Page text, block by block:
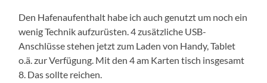
Den Hafenaufenthalt habe ich auch genutzt um noch ein
wenig Technik aufzurüsten. 4 zusätzliche USB-
Anschlüsse stehen jetzt zum Laden von Handy, Tablet
o.ä. zur Verfügung. Mit den 4 am Karten tisch insgesamt
8. Das sollte reichen.